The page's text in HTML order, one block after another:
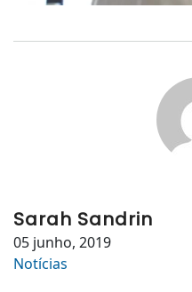
Sarah Sandrin
05 junho, 2019
Notícias